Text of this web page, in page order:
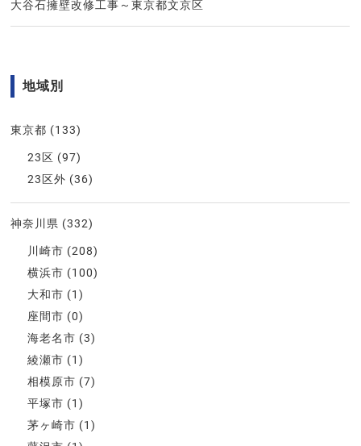
大谷石擁壁改修工事～東京都文京区
地域別
東京都 (133)
23区 (97)
23区外 (36)
神奈川県 (332)
川崎市 (208)
横浜市 (100)
大和市 (1)
座間市 (0)
海老名市 (3)
綾瀬市 (1)
相模原市 (7)
平塚市 (1)
茅ヶ崎市 (1)